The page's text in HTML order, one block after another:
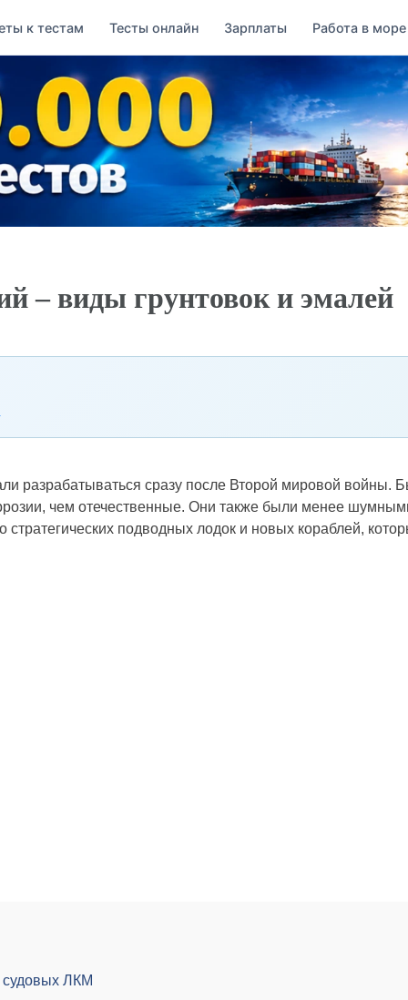
к тестам Тесты онлайн Зарплаты Работа в море
– виды грунтовок и эмалей
разрабатываться сразу после Второй мировой войны.
чем отечественные. Они также были менее
подводных лодок и новых кораблей,
судовых ЛКМ